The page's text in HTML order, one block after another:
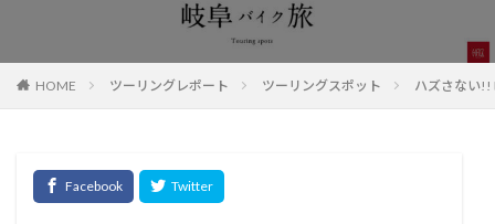
HOME ツーリングレポート ツーリングスポット ハズさない!!